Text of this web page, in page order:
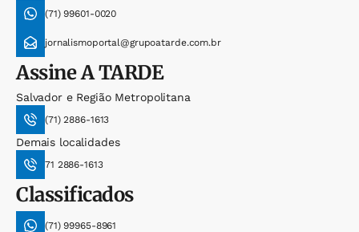
(71) 99601-0020
jornalismoportal@grupoatarde.com.br
AssineA TARDE
Salvador e Região Metropolitana
(71) 2886-1613
Demais localidades
71 2886-1613
Classificados
(71) 99965-8961